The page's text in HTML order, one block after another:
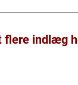
flere indlæg